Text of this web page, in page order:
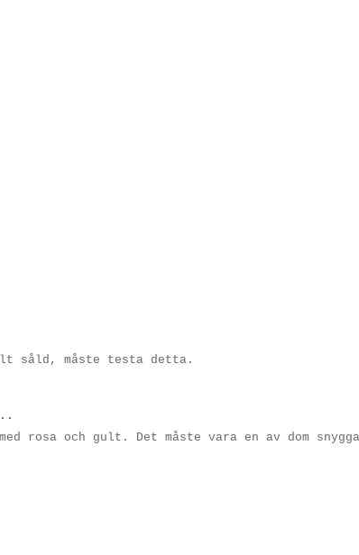
såld, måste testa detta.
rosa och gult. Det måste vara en av dom